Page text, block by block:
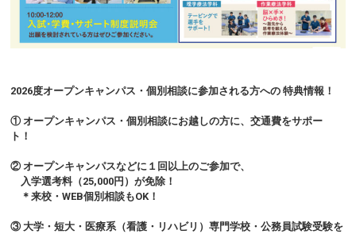
2026度オープンキャンパス・個別相談に参加される方への 特典情報！
① オープンキャンパス・個別相談にお越しの方に、交通費をサポー
ト！
② オープンキャンパスなどに１回以上のご参加で、
入学選考料（25,000円）が免除！
＊来校・WEB個別相談もOK！
③ 大学・短大・医療系（看護・リハビリ）専門学校・公務員試験受験を